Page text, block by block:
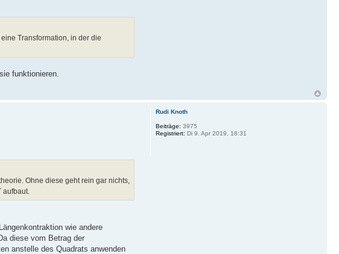
Transformation, in der die
sie funktionieren.
Ohne diese geht rein gar nichts,
wie andere
diese vom Betrag der
anstelle des Quadrats anwenden
Rudi Knoth
Beiträge: 3975
Registriert: Di 9. Apr 2019, 18:31